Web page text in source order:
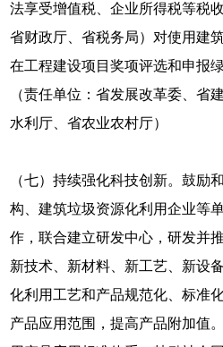
法享受增值税、企业所得税等税
省财政厅、省税务局）对使用建
在工程建设项目奖项评选和申报
（责任单位：省发展改革委、省
水利厅、省农业农村厅）
（七）持续强化科技创新。鼓励
构、建筑垃圾资源化利用企业等
作，联合建立研发中心，研发并
新技术、新材料、新工艺、新设
化利用工艺和产品规范化、标准
产品应用范围，提高产品附加值